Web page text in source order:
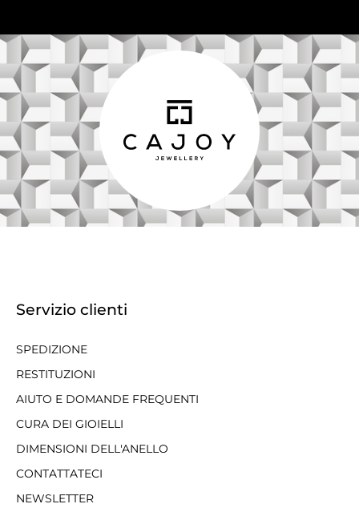
Servizio clienti
SPEDIZIONE
RESTITUZIONI
AIUTO E DOMANDE FREQUENTI
CURA DEI GIOIELLI
DIMENSIONI DELL'ANELLO
CONTATTATECI
NEWSLETTER